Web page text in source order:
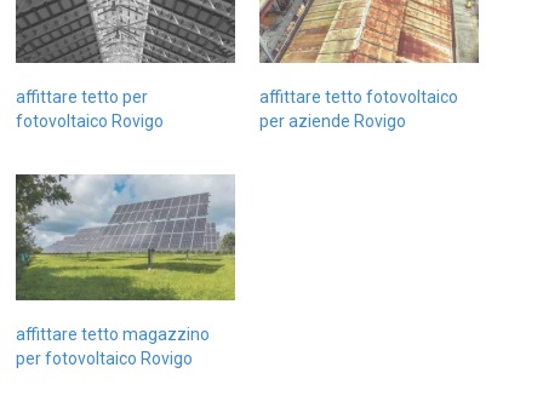
affittare tetto per
fotovoltaico Rovigo
affittare tetto fotovoltaico
per aziende Rovigo
affittare tetto magazzino
per fotovoltaico Rovigo